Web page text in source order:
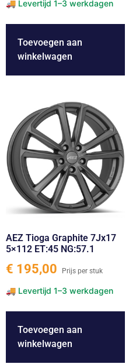
Toevoegen aan
winkelwagen
AEZ Tioga Graphite 7Jx17
5×112 ET:45 NG:57.1
€ 195,00
Toevoegen aan
winkelwagen